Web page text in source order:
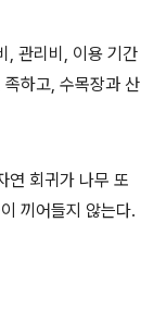
, 관리비, 이용 기간
하고, 수목장과 산
연 회귀가 나무 또
끼어들지 않는다.